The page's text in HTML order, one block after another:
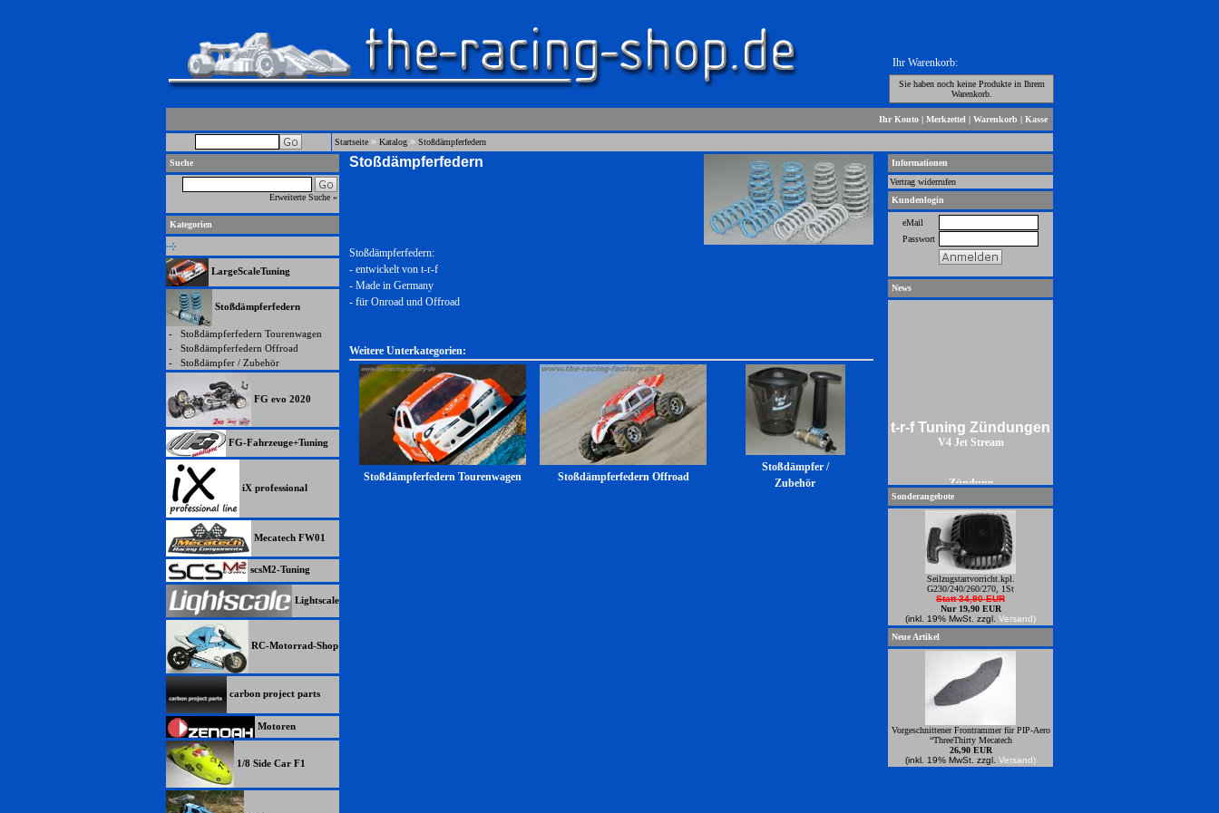
Ihr Warenkorb:
Sie haben noch keine Produkte in Ihrem
Warenkorb.
Ihr Konto | Merkzettel | Warenkorb | Kasse
Startseite » Katalog » Stoßdämpferfedern
Suche
Erweiterte Suche »
Kategorien
LargeScaleTuning
Stoßdämpferfedern
- Stoßdämpferfedern Tourenwagen
- Stoßdämpferfedern Offroad
- Stoßdämpfer / Zubehör
FG evo 2020
FG-Fahrzeuge+Tuning
iX professional
Mecatech FW01
scsM2-Tuning
Lightscale
RC-Motorrad-Shop
carbon project parts
Motoren
1/8 Side Car F1
Stoßdämpferfedern
Stoßdämpferfedern:
- entwickelt von t-r-f
- Made in Germany
- für Onroad und Offroad
Weitere Unterkategorien:
Stoßdämpferfedern Tourenwagen Stoßdämpferfedern Offroad
Stoßdämpfer /
Zubehör
Informationen
Vertrag widerrufen
Kundenlogin
eMail
Passwort
News
t-r-f Tuning Zündungen
V4 Jet Stream
Zündung
Sonderangebote
Seilzugstartvorricht.kpl.
G230/240/260/270, 1St
Statt 34,90 EUR
Nur 19,90 EUR
(inkl. 19% MwSt. zzgl. Versand)
Neue Artikel
Vorgeschnittener Frontrammer für PIP-Aero
“ThreeThirty Mecatech
26,90 EUR
(inkl. 19% MwSt. zzgl. Versand)